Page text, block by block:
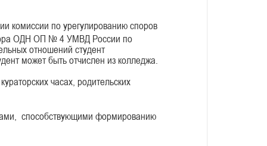
комиссии по урегулированию споров
ОДН ОП № 4 УМВД России по
отношений студент
может быть отчислен из колледжа.
часах, родительских
способствующими формированию